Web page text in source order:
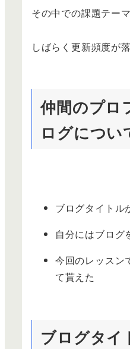
その中での課題テー
しばらく更新頻度が
仲間のプロ
ログについ
ブログタイトル
自分にはブログ
今回のレッスン
て貰えた
ブログタイ